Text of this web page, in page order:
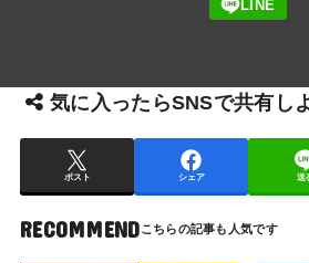
気に入ったらSNSで共有し
ポスト シェア 送
RECOMMEND